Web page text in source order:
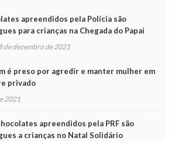
apreendidos pela Polícia são
para crianças na Chegada do Papai
de dezembro de 2021
é preso por agredir e manter mulher em
privado
2021
apreendidos pela PRF são
a crianças no Natal Solidário